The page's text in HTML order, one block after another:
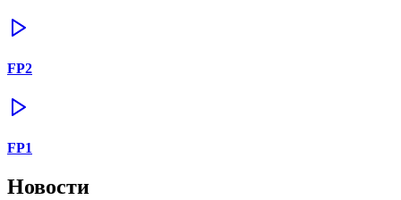
FP2
FP1
Новости